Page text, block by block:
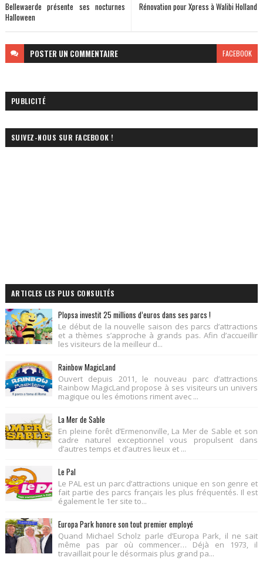
Rénovation pour Xpress à Walibi Holland
Bellewaerde présente ses nocturnes
Halloween
POSTER UN COMMENTAIRE FACEBOOK
PUBLICITÉ
SUIVEZ-NOUS SUR FACEBOOK !
ARTICLES LES PLUS CONSULTÉS
Plopsa investit 25 millions d’euros dans ses parcs !
Le début de la nouvelle saison des parcs d’attractions
et a thèmes s’approche à grands pas. Afin d’accueillir
les visiteurs de la meilleur d...
Rainbow MagicLand
Ouvert depuis 2011, le nouveau parc d’attractions
Rainbow MagicLand propose à ses visiteurs un univers
magique ou les émotions riment avec ...
La Mer de Sable
En pleine forêt d’Ermenonville, La Mer de Sable et son
cadre naturel exceptionnel vous propulsent dans
d’autres temps et d’autres lieux et ...
Le Pal
Le PAL est un parc d’attractions unique en son genre et
fait partie des parcs français les plus fréquentés. Il est
également le 1er site to...
Europa Park honore son tout premier employé
Quand Michael Scholz parle d’Europa Park, il ne sait
même pas par où commencer… Déjà en 1973, il
travaillait pour le désormais plus grand pa...